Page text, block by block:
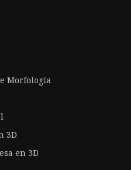
Morfología
3D
en 3D